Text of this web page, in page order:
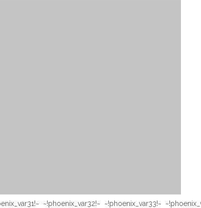
~!phoenix_var32!~ ~!phoenix_var33!~